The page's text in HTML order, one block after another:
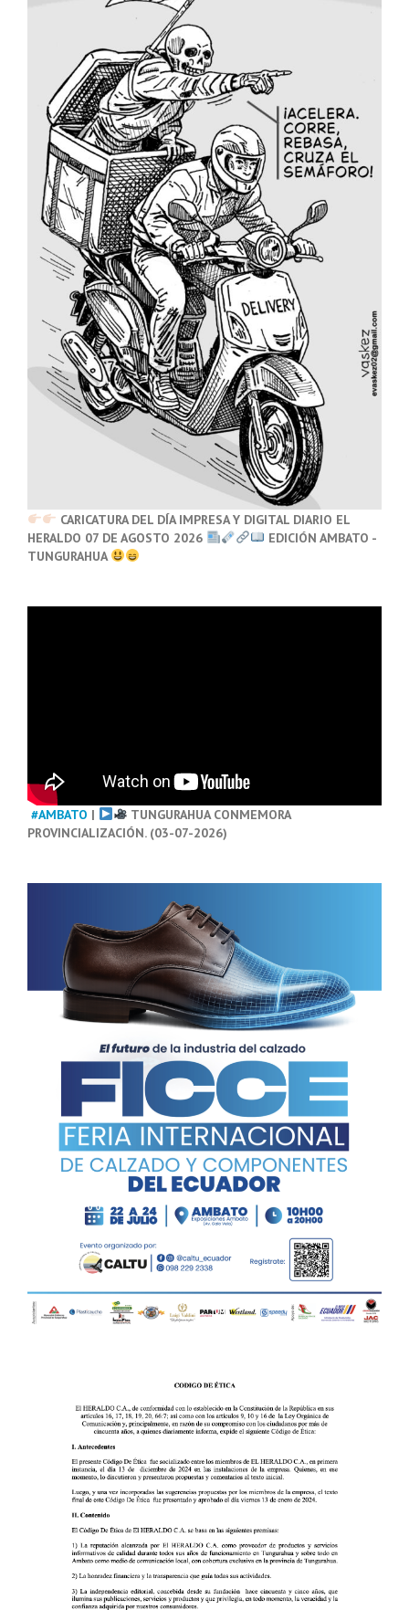
CARICATURA DEL DÍA IMPRESA Y DIGITAL DIARIO EL
HERALDO 07 DE AGOSTO 2026
EDICIÓN AMBATO -
TUNGURAHUA
#AMBATO |
TUNGURAHUA CONMEMORA
PROVINCIALIZACIÓN. (03-07-2026)